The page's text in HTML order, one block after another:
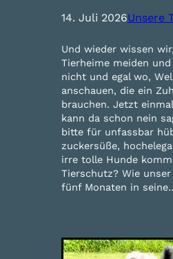
14. Juli 2026Unsere
Und wieder wissen
Tierheime meiden
nicht und egal wo,
anschauen, die ein
brauchen. Jetzt
kann da schon nein
bitte für unfassbar
zuckersüße,
irre tolle Hunde
Tierschutz? Wie
fünf Monaten in